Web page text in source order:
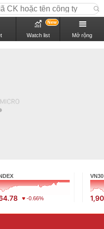
Watch list
New
Mở rộng
-0.66%
VN30